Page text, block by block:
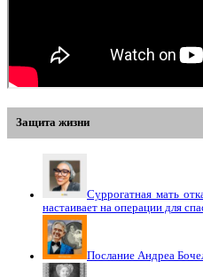
Защита жизни
Суррогатная мать
настаивает на операции для
Послание Андреа